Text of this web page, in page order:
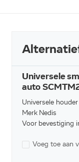
Universele
auto
Universele houder
Merk Nedis
Voor bevestiging
Voeg toe aan